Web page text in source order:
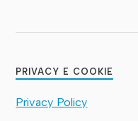
PRIVACY E COOKIE
Privacy Policy